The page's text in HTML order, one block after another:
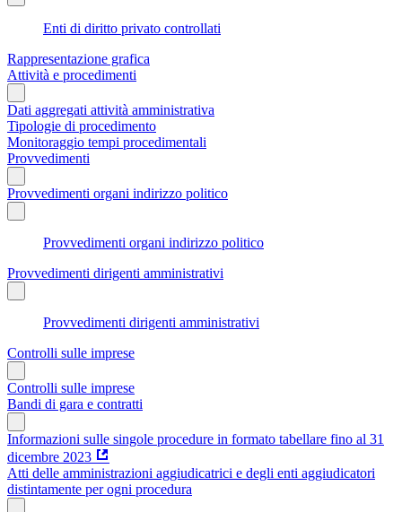
Enti di diritto privato controllati
Rappresentazione grafica
Attività e procedimenti
Dati aggregati attività amministrativa
Tipologie di procedimento
Monitoraggio tempi procedimentali
Provvedimenti
Provvedimenti organi indirizzo politico
Provvedimenti organi indirizzo politico
Provvedimenti dirigenti amministrativi
Provvedimenti dirigenti amministrativi
Controlli sulle imprese
Controlli sulle imprese
Bandi di gara e contratti
Informazioni sulle singole procedure in formato tabellare fino al 31
dicembre 2023
Atti delle amministrazioni aggiudicatrici e degli enti aggiudicatori
distintamente per ogni procedura